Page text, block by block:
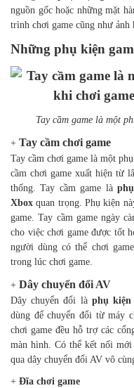
nguồn gốc hoặc những mặt
trình chơi game cũng như ảnh
Những phụ kiện
Tay cầm game là một
+ Tay cầm chơi game
Tay cầm chơi game là một
cầm chơi game xuất hiện từ
thống. Tay cầm game là
Xbox quan trọng. Phụ kiện
game. Tay cầm game ngày
cho việc chơi game được tốt
người dùng có thể chơi
trong lúc chơi game.
+ Dây chuyển đổi AV
Dây chuyển đổi là phụ kiện
dùng để chuyển đổi từ máy
chơi game đều hỗ trợ các
màn hình. Có thể kết nối
qua dây chuyển đổi AV vô
+ Đĩa chơi game